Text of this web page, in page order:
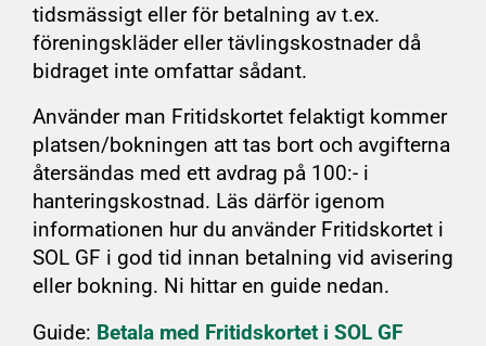
tidsmässigt eller för betalning av t.ex.
föreningskläder eller tävlingskostnader då
bidraget inte omfattar sådant.
Använder man Fritidskortet felaktigt kommer
platsen/bokningen att tas bort och avgifterna
återsändas med ett avdrag på 100:- i
hanteringskostnad. Läs därför igenom
informationen hur du använder Fritidskortet i
SOL GF i god tid innan betalning vid avisering
eller bokning. Ni hittar en guide nedan.
Guide: Betala med Fritidskortet i SOL GF